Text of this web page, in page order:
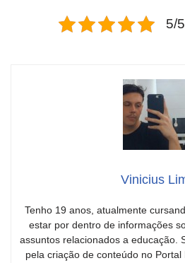
5/
Vinicius
Tenho 19 anos, atualmente
estar por dentro de informações
assuntos relacionados a educação.
pela criação de conteúdo no